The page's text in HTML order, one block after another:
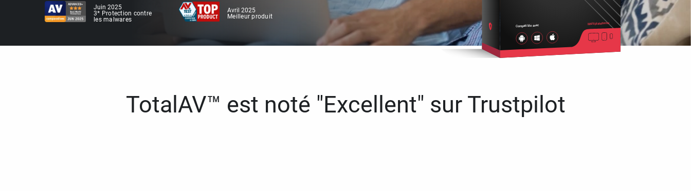
Juin 2025
3* Protection contre
les malwares
Avril 2025
Meilleur produit
Compatible avec Multiplateforme
TotalAV™ est noté "Excellent" sur Trustpilot